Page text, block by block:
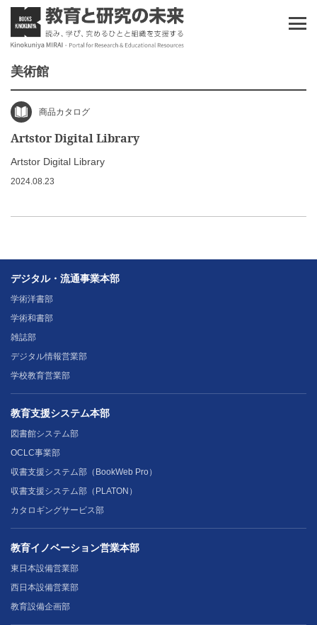
美術館
商品カタログ
Artstor Digital Library
Artstor Digital Library
2024.08.23
デジタル・流通事業本部
学術洋書部
学術和書部
雑誌部
デジタル情報営業部
学校教育営業部
教育支援システム本部
図書館システム部
OCLC事業部
収書支援システム部（BookWeb Pro）
収書支援システム部（PLATON）
カタロギングサービス部
教育イノベーション営業本部
東日本設備営業部
西日本設備営業部
教育設備企画部